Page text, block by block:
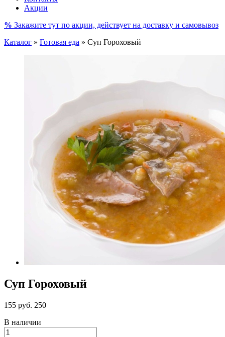
Акции
% Закажите тут по акции, действует на доставку и самовывоз
Каталог » Готовая еда » Суп Гороховый
Суп Гороховый
155 руб. 250
В наличии